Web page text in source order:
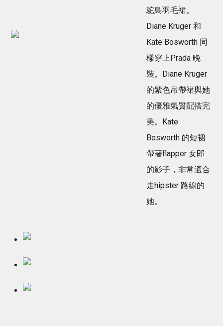
鴕鳥羽毛裙。
Diane Kruger 和
Kate Bosworth 同
樣穿上Prada 晚
裝。Diane Kruger
的紫色吊帶裙與她
的優雅氣質配搭完
美。Kate
Bosworth 的短裙
帶著flapper 女郎
的影子，非常適合
走hipster 路線的
她。